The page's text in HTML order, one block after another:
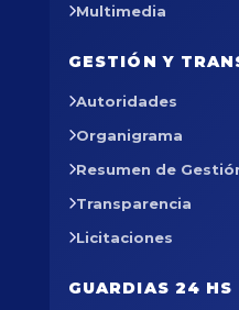
Multimedia
GESTIÓN Y
Autoridades
Organigrama
Resumen de
Transparencia
Licitaciones
GUARDIAS 24 HS